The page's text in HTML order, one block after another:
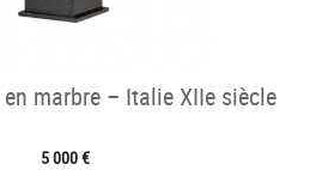
marbre – Italie XIIe siècle
5 000 €